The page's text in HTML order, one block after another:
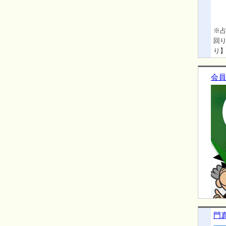
※
回
り
会
門